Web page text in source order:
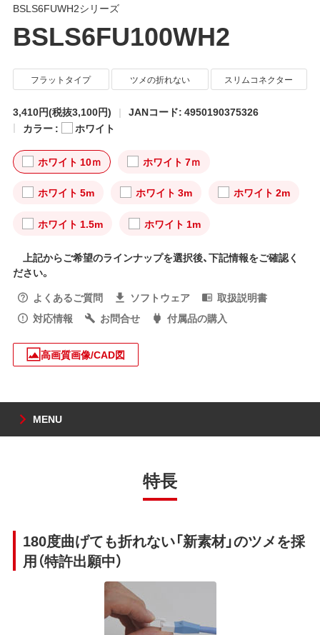
BSLS6FUWH2シリーズ
BSLS6FU100WH2
フラットタイプ ツメの折れない スリムコネクター
3,410円(税抜3,100円)
JANコード: 4950190375326
カラー :
ホワイト
ホワイト 10ｍ ホワイト 7ｍ
ホワイト 5m ホワイト 3m ホワイト 2m
ホワイト 1.5m ホワイト 1m
上記からご希望のラインナップを選択後、下記情報をご確認く
ださい。
よくあるご質問
ソフトウェア
取扱説明書
対応情報
お問合せ 付属品の購入
高画質画像/CAD図
MENU
特長
180度曲げても折れない「新素材」のツメを採
用（特許出願中）